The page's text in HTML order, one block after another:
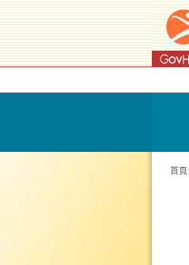
首頁